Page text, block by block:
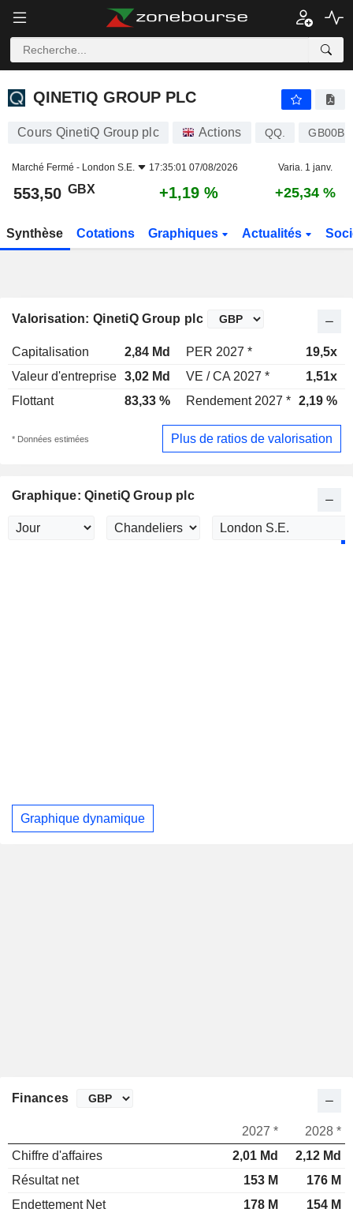
QINETIQ GROUP PLC
QINETIQ GROUP PLC
Cours QinetiQ Group plc Actions QQ.
Marché Fermé - London S.E. 17:35:01 07/08/2026 Varia. 1 janv.
553,50 GBX +1,19 % +25,34 %
Synthèse Cotations Graphiques Actualités
Valorisation: QinetiQ Group plc
Capitalisation 2,84 Md PER 2027 *
19,5x
Valeur d'entreprise 3,02 Md VE / CA 2027 *
1,51x
Flottant
83,33 % Rendement 2027 * 2,19 %
* Données estimées Plus de ratios de valorisation
Graphique: QinetiQ Group plc
Graphique dynamique
Finances
2027 *
2028 *
Chiffre d'affaires
2,01 Md
2,12 Md
Résultat net
153 M
176 M
Endettement Net
178 M 154 M